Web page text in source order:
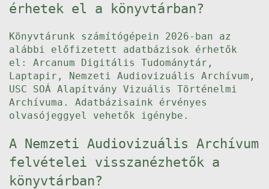
érhetek el a könyvtárban?
Könyvtárunk számítógépein 2026-ban az
alábbi előfizetett adatbázisok érhetők
el: Arcanum Digitális Tudománytár,
Laptapir, Nemzeti Audiovizuális Archívum,
USC SOÁ Alapítvány Vizuális Történelmi
Archívuma. Adatbázisaink érvényes
olvasójeggyel vehetők igénybe.
A Nemzeti Audiovizuális Archívum
felvételei visszanézhetők a
könyvtárban?